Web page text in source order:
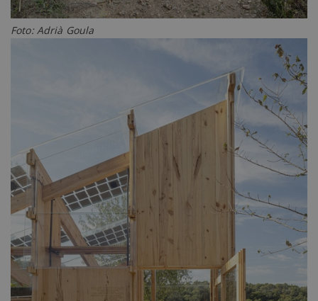
Foto: Adrià Goula